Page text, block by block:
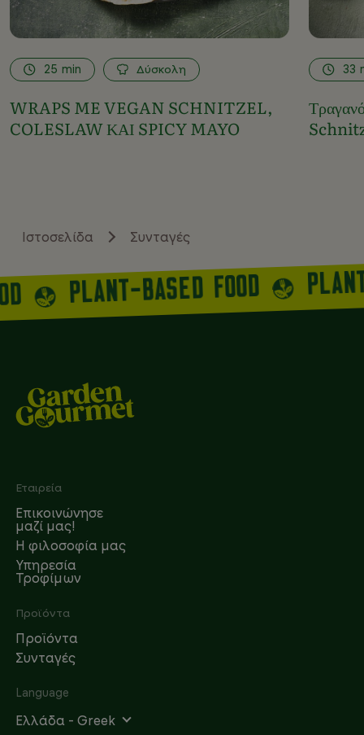
WRAPS ME VEGAN SCHNITZEL,
COLESLAW ΚΑΙ SPICY MAYO
25 min Δύσκολη 33
Ιστοσελίδα Συνταγές
PLANT-BASED FOOD
Footer
Εταιρεία
Επικοινώνησε
μαζί μας!
Η φιλοσοφία μας
Υπηρεσία
Τροφίμων
Προϊόντα
Προϊόντα
Συνταγές
Language
Ελλάδα - Greek